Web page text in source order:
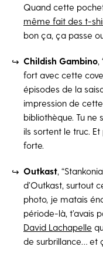
Quand cette
même fait des t-
bon ça, ça passe
Childish Gambino,
fort avec cette
épisodes de la
impression de
bibliothèque. Tu ne
ils sortent le truc.
forte.
Outkast,
d’Outkast, surtout
photo, je matais
période-là, t’avais
David Lachapelle
de surbrillance… et